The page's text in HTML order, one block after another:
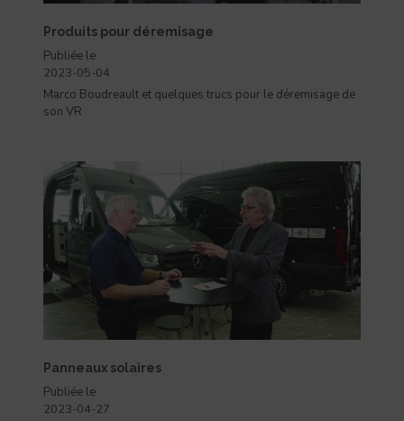
Produits pour déremisage
Publiée le
2023-05-04
Marco Boudreault et quelques trucs pour le déremisage de
son VR
Panneaux solaires
Publiée le
2023-04-27